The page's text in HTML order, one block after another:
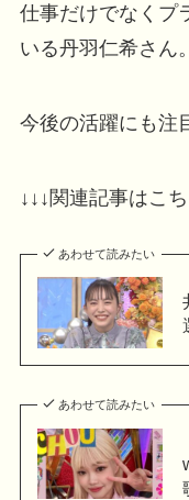
仕事だけでなくプ
いる丹羽仁希さん。
今後の活躍にも注
↓↓↓関連記事はこ
あわせて読みたい
あわせて読みたい